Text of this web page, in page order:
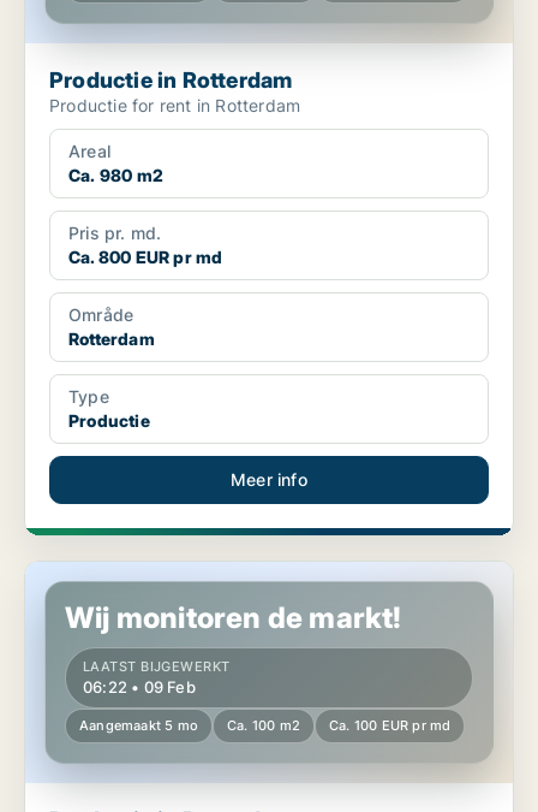
Productie in Rotterdam
Productie for rent in Rotterdam
Areal
Ca. 980 m2
Pris pr. md.
Ca. 800 EUR pr md
Område
Rotterdam
Type
Productie
Meer info
Productie in Rotterdam
Wij monitoren de markt!
LAATST BIJGEWERKT
06:22 • 09 Feb
Aangemaakt 5 mo Ca. 100 m2 Ca. 100 EUR pr md